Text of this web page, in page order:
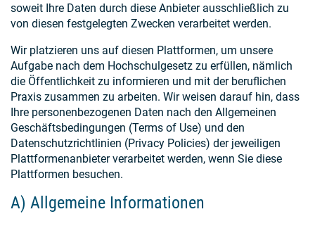
soweit Ihre Daten durch diese Anbieter ausschließlich zu
von diesen festgelegten Zwecken verarbeitet werden.
Wir platzieren uns auf diesen Plattformen, um unsere
Aufgabe nach dem Hochschulgesetz zu erfüllen, nämlich
die Öffentlichkeit zu informieren und mit der beruflichen
Praxis zusammen zu arbeiten. Wir weisen darauf hin, dass
Ihre personenbezogenen Daten nach den Allgemeinen
Geschäftsbedingungen (Terms of Use) und den
Datenschutzrichtlinien (Privacy Policies) der jeweiligen
Plattformenanbieter verarbeitet werden, wenn Sie diese
Plattformen besuchen.
A) Allgemeine Informationen